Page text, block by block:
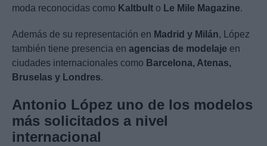
moda reconocidas como Kaltbult o Le Mile Magazine.
Además de su representación en Madrid y Milán, López
también tiene presencia en agencias de modelaje en
ciudades internacionales como Barcelona, Atenas,
Bruselas y Londres.
Antonio López uno de los modelos
más solicitados a nivel
internacional